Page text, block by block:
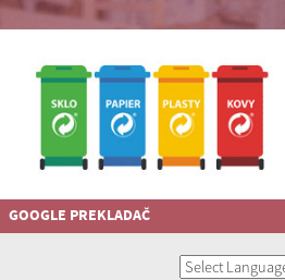
GOOGLE PREKLADAČ